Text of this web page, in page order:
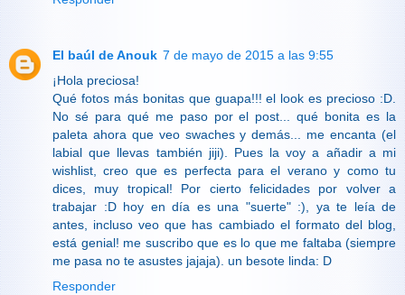
El baúl de Anouk 7 de mayo de 2015 a las 9:55
¡Hola preciosa!
Qué fotos más bonitas que guapa!!! el look es precioso :D.
No sé para qué me paso por el post... qué bonita es la
paleta ahora que veo swaches y demás... me encanta (el
labial que llevas también jiji). Pues la voy a añadir a mi
wishlist, creo que es perfecta para el verano y como tu
dices, muy tropical! Por cierto felicidades por volver a
trabajar :D hoy en día es una "suerte" :), ya te leía de
antes, incluso veo que has cambiado el formato del blog,
está genial! me suscribo que es lo que me faltaba (siempre
me pasa no te asustes jajaja). un besote linda: D
Responder